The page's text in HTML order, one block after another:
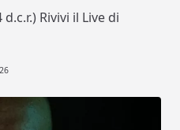
d.c.r.) Rivivi il Live di